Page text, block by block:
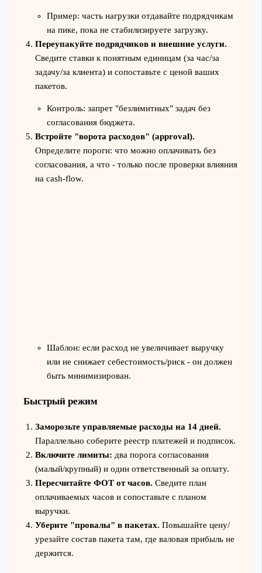
Пример: часть нагрузки отдавайте подрядчикам
на пике, пока не стабилизируете загрузку.
Переупакуйте подрядчиков и внешние услуги.
Сведите ставки к понятным единицам (за час/за
задачу/за клиента) и сопоставьте с ценой ваших
пакетов.
Контроль: запрет "безлимитных" задач без
согласования бюджета.
Встройте "ворота расходов" (approval).
Определите пороги: что можно оплачивать без
согласования, а что - только после проверки влияния
на cash-flow.
Шаблон: если расход не увеличивает выручку
или не снижает себестоимость/риск - он должен
быть минимизирован.
Быстрый режим
Заморозьте управляемые расходы на 14 дней.
Параллельно соберите реестр платежей и подписок.
Включите лимиты: два порога согласования
(малый/крупный) и один ответственный за оплату.
Пересчитайте ФОТ от часов. Сведите план
оплачиваемых часов и сопоставьте с планом
выручки.
Уберите "провалы" в пакетах. Повышайте цену/
урезайте состав пакета там, где валовая прибыль не
держится.